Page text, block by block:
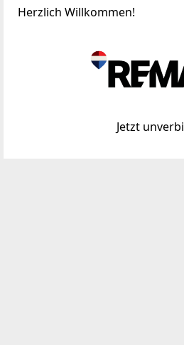
Herzlich Willkommen!
Jetzt